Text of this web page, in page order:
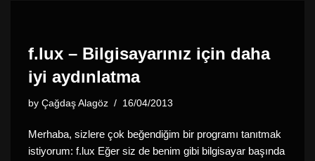
f.lux – Bilgisayarınız için daha
iyi aydınlatma
by Çağdaş Alagöz 16/04/2013
Merhaba, sizlere çok beğendiğim bir programı tanıtmak
istiyorum: f.lux Eğer siz de benim gibi bilgisayar başında